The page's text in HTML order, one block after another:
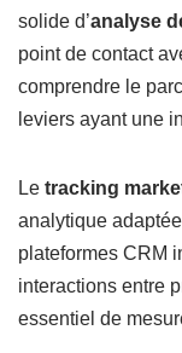
solide d’analyse
point de contact
comprendre le
leviers ayant une
Le tracking
analytique
plateformes CRM
interactions entre
essentiel de